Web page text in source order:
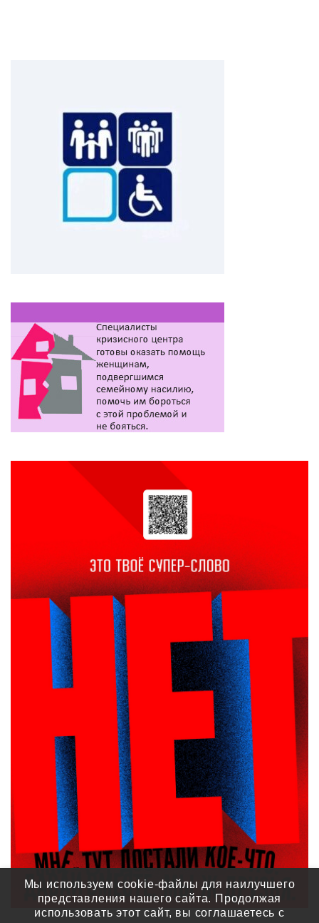
Мы используем cookie-файлы для наилучшего
представления нашего сайта. Продолжая
использовать этот сайт, вы соглашаетесь с